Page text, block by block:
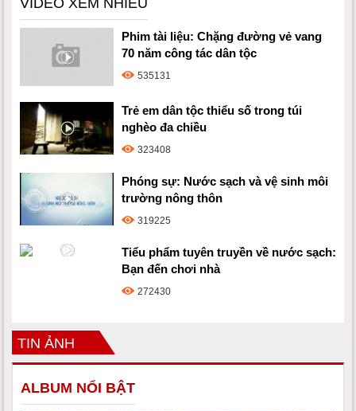
Phim tài liệu: Chặng đường vẻ vang
70 năm công tác dân tộc
535131
Trẻ em dân tộc thiểu số trong túi
nghèo đa chiều
323408
Phóng sự: Nước sạch và vệ sinh môi
trường nông thôn
319225
Tiểu phẩm tuyên truyền về nước sạch:
Bạn đến chơi nhà
272430
TIN ẢNH
ALBUM NỔI BẬT